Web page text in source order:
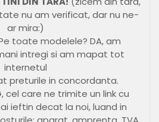
nu am verificat, dar nu ne-
ar mira:)
toate modelele? DA, am
intregi si am mapat tot
internetul
preturile in concordanta.
cel care ne trimite un link cu
ieftin decat la noi, luand in